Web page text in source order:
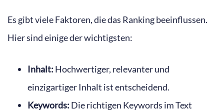
Es gibt viele Faktoren, die das Ranking beeinflussen.
Hier sind einige der wichtigsten:
Inhalt: Hochwertiger, relevanter und
einzigartiger Inhalt ist entscheidend.
Keywords: Die richtigen Keywords im Text